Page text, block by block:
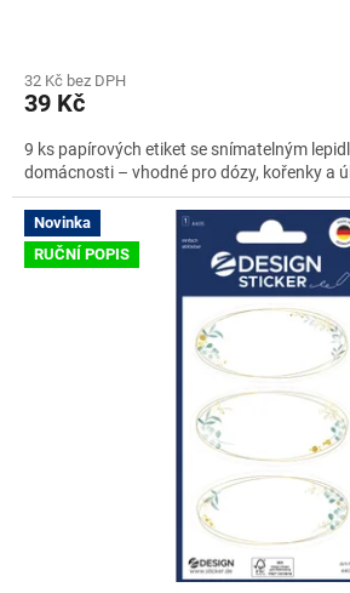
32 Kč bez DPH
39 Kč
9 ks papírových etiket se snímatelným
domácnosti – vhodné pro dózy, kořenky a
Novinka
RUČNÍ POPIS